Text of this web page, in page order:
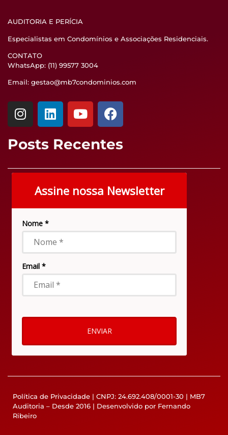
AUDITORIA E PERÍCIA
Especialistas em Condomínios e Associações Residenciais.
CONTATO
WhatsApp: (11) 99577 3004
Email: gestao@mb7condominios.com
Posts Recentes
Política de Privacidade | CNPJ: 24.692.408/0001-30 | MB7
Auditoria – Desde 2016 | Desenvolvido por Fernando
Ribeiro